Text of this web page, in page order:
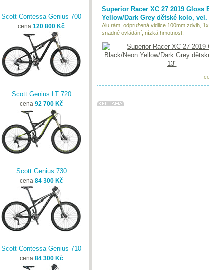
Scott Contessa Genius 700
cena 120 800 Kč
Scott Genius LT 720
cena 92 700 Kč
Scott Genius 730
cena 84 300 Kč
Scott Contessa Genius 710
cena 84 300 Kč
Superior Racer XC 27 2019 Gloss
Yellow/Dark Grey dětské kolo, vel.
Alu rám, odpružená vidlice 100mm zdvih,
snadné ovládání, nízká hmotnost.